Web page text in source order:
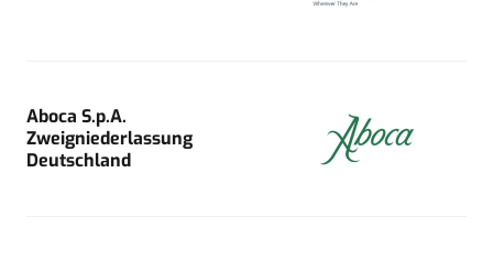
Aboca S.p.A.
Zweigniederlassung
Deutschland